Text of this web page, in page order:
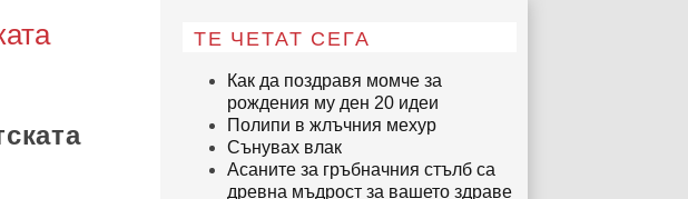
ТЕ ЧЕТАТ СЕГА
Как да поздравя момче за
рождения му ден 20 идеи
Полипи в жлъчния мехур
Сънувах влак
Асаните за гръбначния стълб са
древна мъдрост за вашето здраве